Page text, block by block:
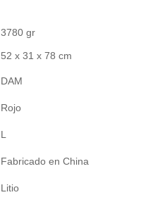
3780 gr
52 x 31 x 78 cm
DAM
Rojo
L
Fabricado en China
Litio